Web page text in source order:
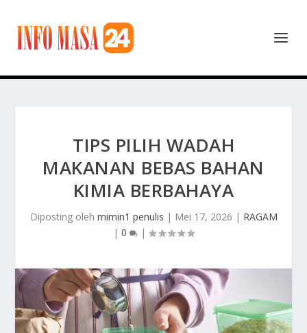
TIPS PILIH WADAH
MAKANAN BEBAS BAHAN
KIMIA BERBAHAYA
Diposting oleh mimin1 penulis | Mei 17, 2026 | RAGAM
| 0 |